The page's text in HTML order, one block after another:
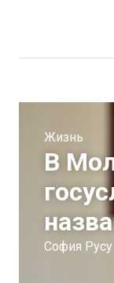
Жизнь
В
София Русу